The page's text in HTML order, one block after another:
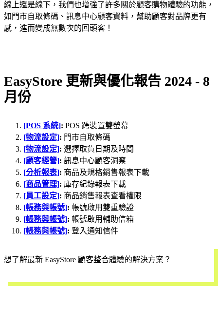
線上還是線下，我們也增強了許多關於顧客購物體驗的功能，
如門市自取條碼、訊息中心顧客資料，幫助顧客對品牌更有
感，進而變成無數次的回頭客！
EasyStore 更新與優化報告 2024 - 8
月份
[POS 系統]: POS 跨裝置雙螢幕
[物流設定]: 門市自取條碼
[物流設定]: 選擇取貨日期及時間
[顧客經營]: 訊息中心顧客洞察
[分析報表]: 商品及規格銷售報表下載
[商品管理]: 庫存紀錄報表下載
[員工設定]: 商品銷售報表查看權限
[帳務與帳號]: 帳號啟用雙重驗證
[帳務與帳號]: 帳號啟用輔助信箱
[帳務與帳號]: 登入通知信件
想了解最新 EasyStore 顧客整合體驗的解決方案？